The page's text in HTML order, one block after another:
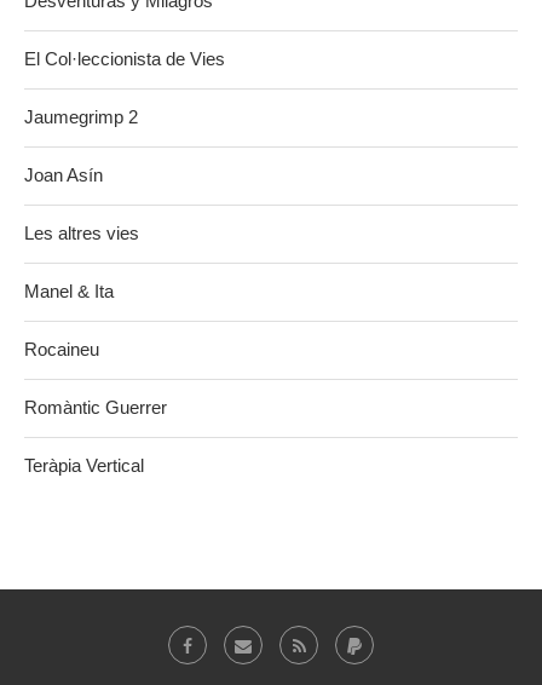
El Col·leccionista de Vies
Jaumegrimp 2
Joan Asín
Les altres vies
Manel & Ita
Rocaineu
Romàntic Guerrer
Teràpia Vertical